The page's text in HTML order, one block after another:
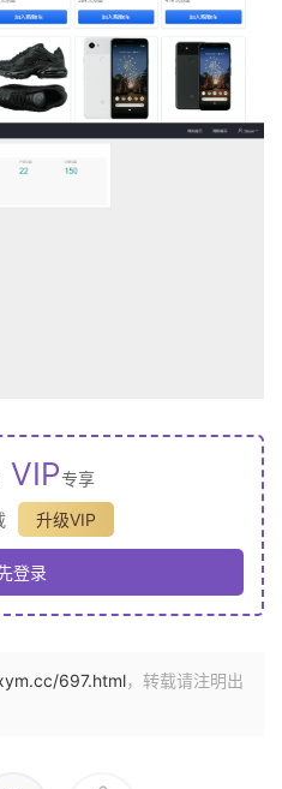
VIP专享
升级VIP
登录
697.html，转载请注明出